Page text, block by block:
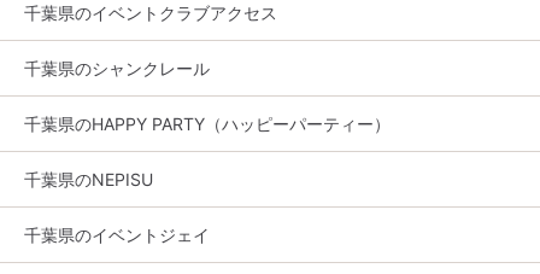
千葉県のイベントクラブアクセス
千葉県のシャンクレール
千葉県のHAPPY PARTY（ハッピーパーティー）
千葉県のNEPISU
千葉県のイベントジェイ